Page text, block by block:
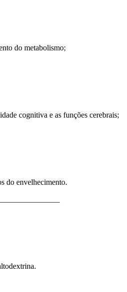
do metabolismo;
cognitiva e as funções cerebrais;
do envelhecimento.